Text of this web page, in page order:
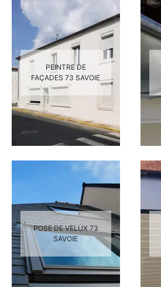
PEINTRE DE
FAÇADES 73 SAVOIE
POSE DE VELUX 73
SAVOIE